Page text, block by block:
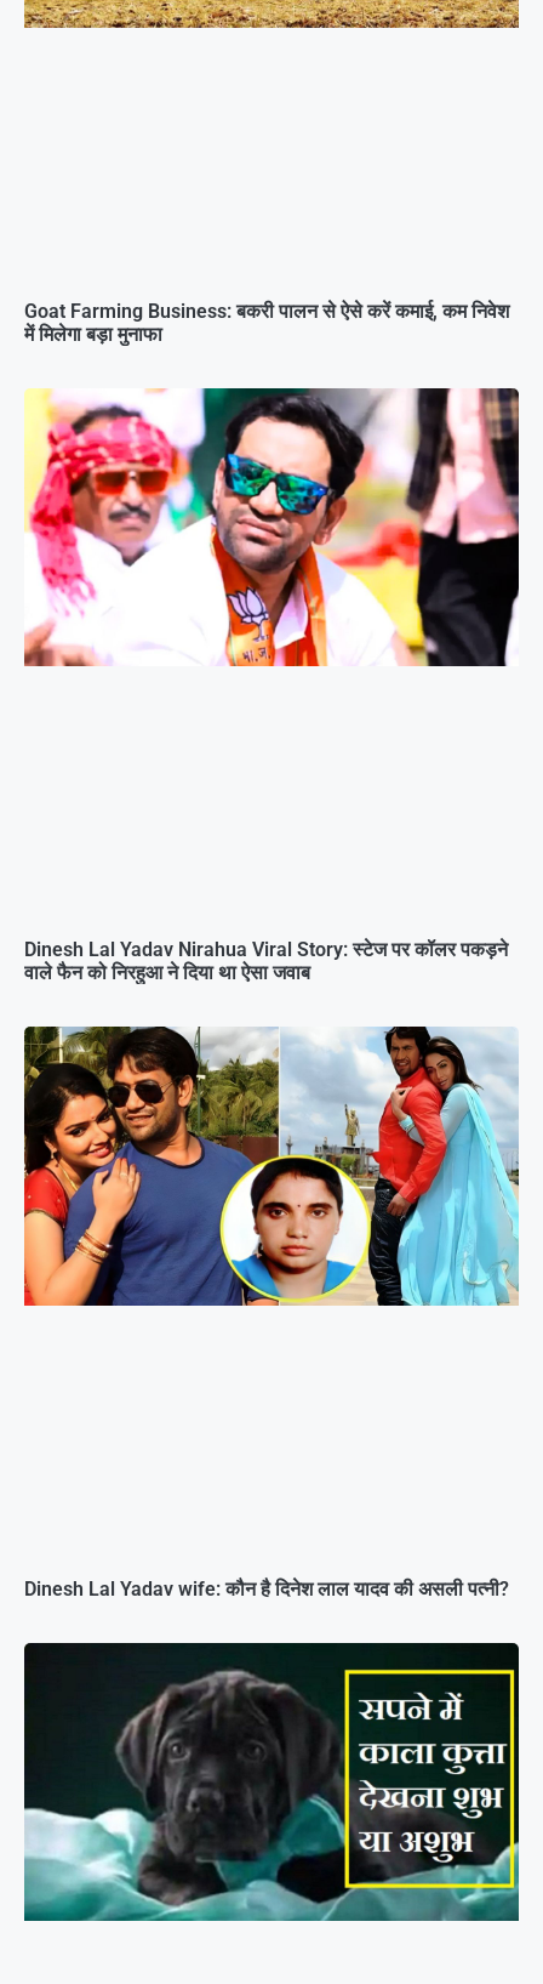
Goat Farming Business: बकरी पालन से ऐसे करें कमाई, कम निवेश
में मिलेगा बड़ा मुनाफा
Dinesh Lal Yadav Nirahua Viral Story: स्टेज पर कॉलर पकड़ने
वाले फैन को निरहुआ ने दिया था ऐसा जवाब
Dinesh Lal Yadav wife: कौन है दिनेश लाल यादव की असली पत्नी?